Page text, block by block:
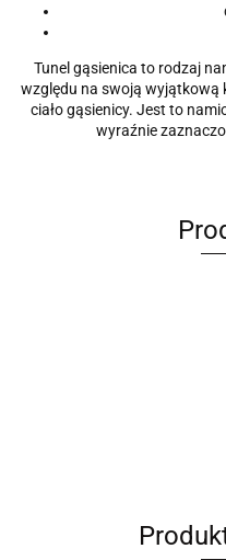
Tunel gąsienica to rodzaj
względu na swoją wyjątkową
ciało gąsienicy. Jest to
wyraźnie